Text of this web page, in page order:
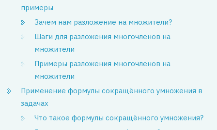
примеры
Зачем нам разложение на множители?
Шаги для разложения многочленов на
множители
Примеры разложения многочленов на
множители
Применение формулы сокращённого умножения в
задачах
Что такое формулы сокращённого умножения?